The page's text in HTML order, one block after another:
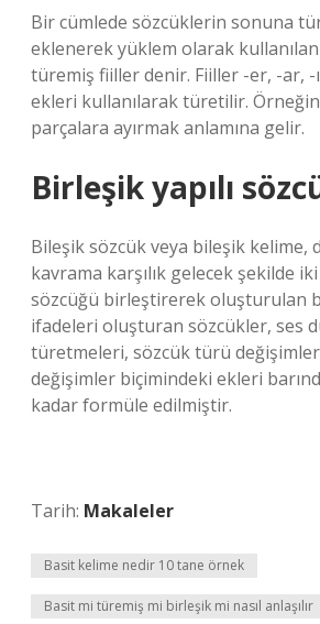
Bir cümlede sözcüklerin sonuna
eklenerek yüklem olarak
türemiş fiiller denir. Fiiller -er, -ar, -
ekleri kullanılarak türetilir.
parçalara ayırmak anlamına gelir.
Birleşik yapılı
Bileşik sözcük veya bileşik kelime,
kavrama karşılık gelecek şekilde
sözcüğü birleştirerek oluşturulan
ifadeleri oluşturan sözcükler, ses
türetmeleri, sözcük türü
değişimler biçimindeki ekleri
kadar formüle edilmiştir.
Tarih: Makaleler
Basit kelime nedir 10 tane örnek
Basit mi türemiş mi birleşik mi nasıl anlaşılır